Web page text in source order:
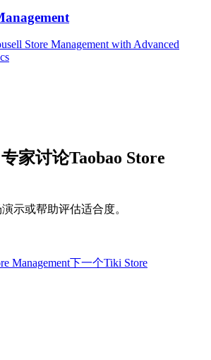
Store Management with Advanced
家讨论Taobao Store
示或帮助评估适合度。
Management下一个Tiki Store